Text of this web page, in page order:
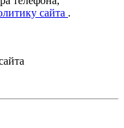
сайта .